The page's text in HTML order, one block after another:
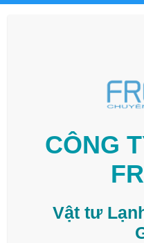
CÔNG
Vật tư